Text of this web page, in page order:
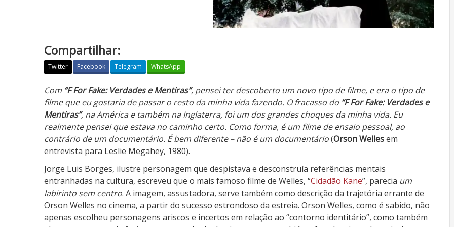
Compartilhar:
Twitter Facebook Telegram WhatsApp
F
F
o
r
F
a
k
e
:
V
e
r
Com “F For Fake: Verdades e Mentiras”, pensei ter descoberto um novo tipo de filme, e era o tipo de
filme que eu gostaria de passar o resto da minha vida fazendo. O fracasso do “F For Fake: Verdades e
Mentiras”, na América e também na Inglaterra, foi um dos grandes choques da minha vida. Eu
realmente pensei que estava no caminho certo. Como forma, é um filme de ensaio pessoal, ao
contrário de um documentário. É bem diferente – não é um documentário(Orson Wellesem
entrevista para Leslie Megahey, 1980).
Jorge Luis Borges, ilustre personagem que despistava e desconstruía referências mentais
entranhadas na cultura, escreveu que o mais famoso filme de Welles, “Cidadão Kane”, parecia um
labirinto sem centro. A imagem, assustadora, serve também como descrição da trajetória errante de
Orson Welles no cinema, a partir do sucesso estrondoso da estreia. Orson Welles, como é sabido, não
apenas escolheu personagens ariscos e incertos em relação ao “contorno identitário”, como também